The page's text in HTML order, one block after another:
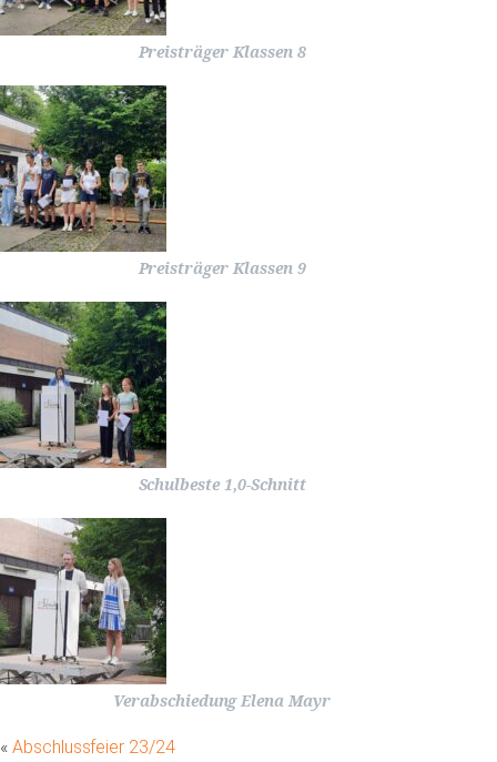
Preisträger Klassen 8
Preisträger Klassen 9
Schulbeste 1,0-Schnitt
Verabschiedung Elena Mayr
« Abschlussfeier 23/24